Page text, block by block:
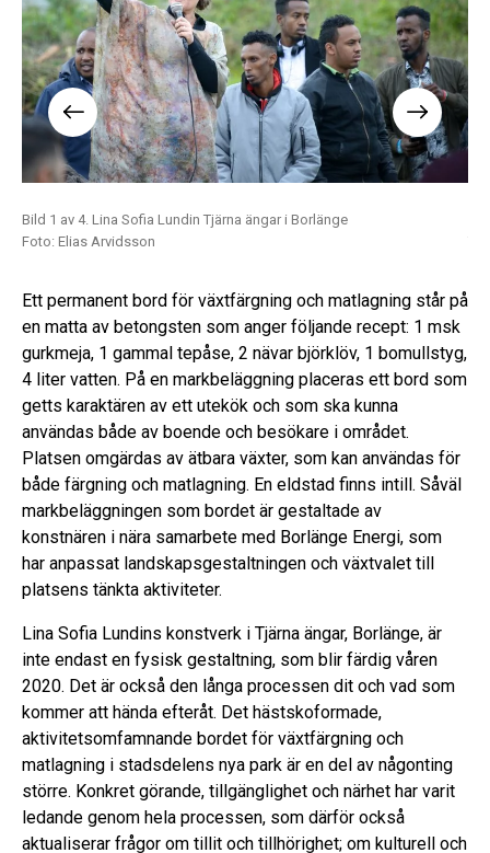
Bild 1 av 4. Lina Sofia Lundin Tjärna ängar i Borlänge
Foto: Elias Arvidsson
Ett permanent bord för växtfärgning och matlagning står på
en matta av betongsten som anger följande recept: 1 msk
gurkmeja, 1 gammal tepåse, 2 nävar björklöv, 1 bomullstyg,
4 liter vatten. På en markbeläggning placeras ett bord som
getts karaktären av ett utekök och som ska kunna
användas både av boende och besökare i området.
Platsen omgärdas av ätbara växter, som kan användas för
både färgning och matlagning. En eldstad finns intill. Såväl
markbeläggningen som bordet är gestaltade av
konstnären i nära samarbete med Borlänge Energi, som
har anpassat landskapsgestaltningen och växtvalet till
platsens tänkta aktiviteter.
Lina Sofia Lundins konstverk i Tjärna ängar, Borlänge, är
inte endast en fysisk gestaltning, som blir färdig våren
2020. Det är också den långa processen dit och vad som
kommer att hända efteråt. Det hästskoformade,
aktivitetsomfamnande bordet för växtfärgning och
matlagning i stadsdelens nya park är en del av någonting
större. Konkret görande, tillgänglighet och närhet har varit
ledande genom hela processen, som därför också
aktualiserar frågor om tillit och tillhörighet; om kulturell och